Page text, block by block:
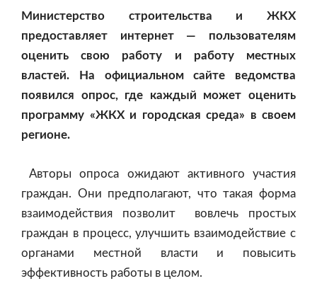
Министерство строительства и ЖКХ
предоставляет интернет — пользователям
оценить свою работу и работу местных
властей. На официальном сайте ведомства
появился опрос, где каждый может оценить
программу «ЖКХ и городская среда» в своем
регионе.
Авторы опроса ожидают активного участия
граждан. Они предполагают, что такая форма
взаимодействия позволит вовлечь простых
граждан в процесс, улучшить взаимодействие с
органами местной власти и повысить
эффективность работы в целом.